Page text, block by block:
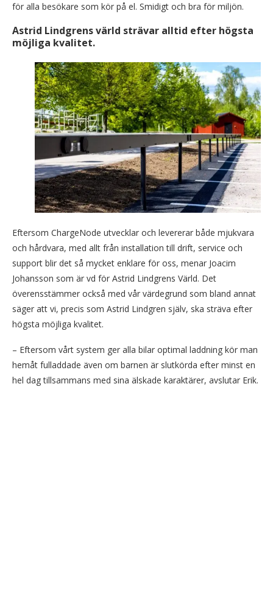
för alla besökare som kör på el. Smidigt och bra för miljön.
Astrid Lindgrens värld strävar alltid efter högsta
möjliga kvalitet.
Eftersom ChargeNode utvecklar och levererar både mjukvara
och hårdvara, med allt från installation till drift, service och
support blir det så mycket enklare för oss, menar Joacim
Johansson som är vd för Astrid Lindgrens Värld. Det
överensstämmer också med vår värdegrund som bland annat
säger att vi, precis som Astrid Lindgren själv, ska sträva efter
högsta möjliga kvalitet.
– Eftersom vårt system ger alla bilar optimal laddning kör man
hemåt fulladdade även om barnen är slutkörda efter minst en
hel dag tillsammans med sina älskade karaktärer, avslutar Erik.